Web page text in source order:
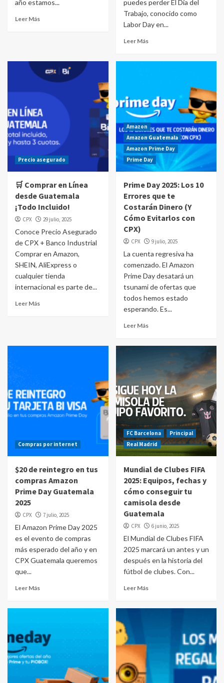
año estamos...
Leer Más
puedes perder El Día del
Trabajo, conocido como
Labor Day en...
Leer Más
Precio asegurado
🛒 Comprar en Línea
desde Guatemala
¡Todo Incluido!
CPX 29 julio, 2025
Conoce Precio Asegurado
de CPX + Banco Industrial
Comprar en Amazon,
SHEIN, AliExpress o
cualquier tienda
internacional es parte de...
Leer Más
Amazon
Amazon Guatemala
Amazon Prime Day
Prime Day
Prime Day 2025: Los 10
Errores que te
Costarán Dinero (Y
Cómo Evitarlos con
CPX)
CPX 9 julio, 2025
La cuenta regresiva ha
comenzado. El Amazon
Prime Day desatará un
tsunami de ofertas que
todos hemos estado
esperando. Es...
Leer Más
Compras por internet
$20 de reintegro en tus
compras Amazon
Prime Day Guatemala
2025
CPX 7 julio, 2025
El Amazon Prime Day 2025
es el evento de compras
más esperado del año y en
CPX Guatemala queremos
que...
Leer Más
FC Barcelona
Principal
Real Madrid
Mundial de Clubes FIFA
2025: Equipos, fechas y
cómo conseguir tu
camisola desde
Guatemala
CPX 6 junio, 2025
El Mundial de Clubes FIFA
2025 marcará un antes y un
después en la historia del
fútbol de clubes. Con...
Leer Más